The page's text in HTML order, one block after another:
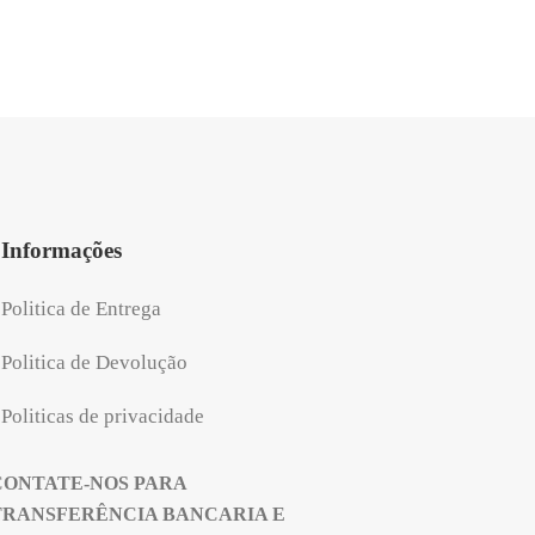
Informações
Politica de Entrega
Politica de Devolução
Politicas de privacidade
NOS PARA
BANCARIA E